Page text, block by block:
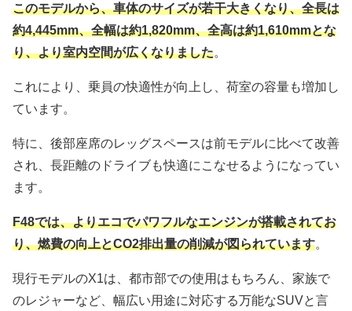
このモデルから、車体のサイズが若干大きくなり、全長は
約4,445mm、全幅は約1,820mm、全高は約1,610mmとな
り、より室内空間が広くなりました。
これにより、乗員の快適性が向上し、荷室の容量も増加し
ています。
特に、後部座席のレッグスペースは前モデルに比べて改善
され、長距離のドライブも快適にこなせるようになってい
ます。
F48では、よりエコでパワフルなエンジンが搭載されてお
り、燃費の向上とCO2排出量の削減が図られています。
現行モデルのX1は、都市部での使用はもちろん、家族で
のレジャーなど、幅広い用途に対応する万能なSUVと言